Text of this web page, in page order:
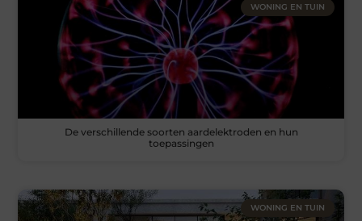
WONING EN TUIN
De verschillende soorten aardelektroden en hun
toepassingen
WONING EN TUIN